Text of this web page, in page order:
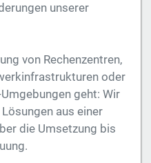
unserer
von Rechenzentren,
oder
geht: Wir
aus einer
die Umsetzung bis